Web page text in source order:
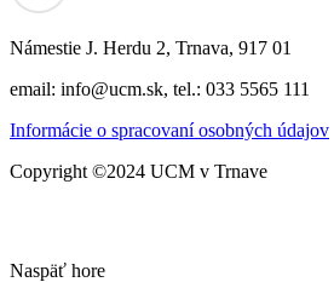
Námestie J. Herdu 2, Trnava, 917 01
email: info@ucm.sk, tel.: 033 5565 111
Informácie o spracovaní osobných údajov
Copyright ©2024 UCM v Trnave
Naspäť hore